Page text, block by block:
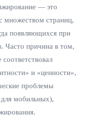
— это
множеством страниц,
появляющихся при
Часто причина в том,
и «ценности»,
проблемы
для мобильных),